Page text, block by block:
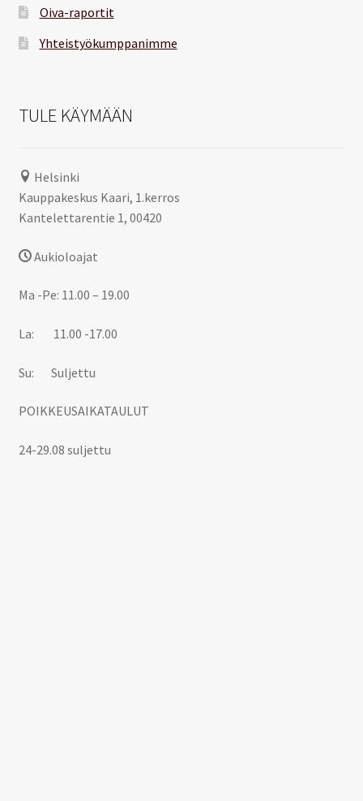
Oiva-raportit
Yhteistyökumppanimme
TULE KÄYMÄÄN
Helsinki
Kauppakeskus Kaari, 1.kerros
Kantelettarentie 1, 00420
Aukioloajat
Ma -Pe: 11.00 – 19.00
La: 11.00 -17.00
Su: Suljettu
POIKKEUSAIKATAULUT
24-29.08 suljettu